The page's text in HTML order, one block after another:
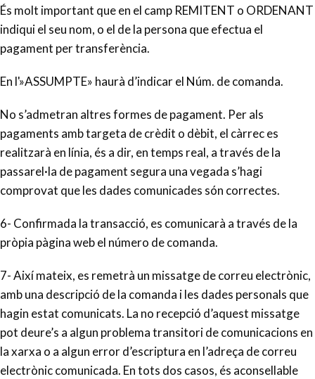
És molt important que en el camp REMITENT o ORDENANT
indiqui el seu nom, o el de la persona que efectua el
pagament per transferència.
En l'»ASSUMPTE» haurà d’indicar el Núm. de comanda.
No s’admetran altres formes de pagament. Per als
pagaments amb targeta de crèdit o dèbit, el càrrec es
realitzarà en línia, és a dir, en temps real, a través de la
passarel·la de pagament segura una vegada s’hagi
comprovat que les dades comunicades són correctes.
6- Confirmada la transacció, es comunicarà a través de la
pròpia pàgina web el número de comanda.
7- Així mateix, es remetrà un missatge de correu electrònic,
amb una descripció de la comanda i les dades personals que
hagin estat comunicats. La no recepció d’aquest missatge
pot deure’s a algun problema transitori de comunicacions en
la xarxa o a algun error d’escriptura en l’adreça de correu
electrònic comunicada. En tots dos casos, és aconsellable